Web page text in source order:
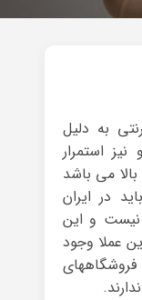
به دلیل
استمرار
می باشد
در ایران
نیست و این
عملا وجود